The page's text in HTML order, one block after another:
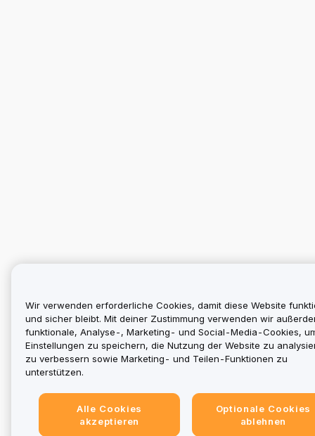
Wir verwenden erforderliche Cookies, damit diese Website
und sicher bleibt. Mit deiner Zustimmung verwenden wir
funktionale, Analyse-, Marketing- und Social-Media-Cookies,
Einstellungen zu speichern, die Nutzung der Website zu
zu verbessern sowie Marketing- und Teilen-Funktionen zu
unterstützen.
Alle Cookies
akzeptieren
Optionale Cookies
ablehnen